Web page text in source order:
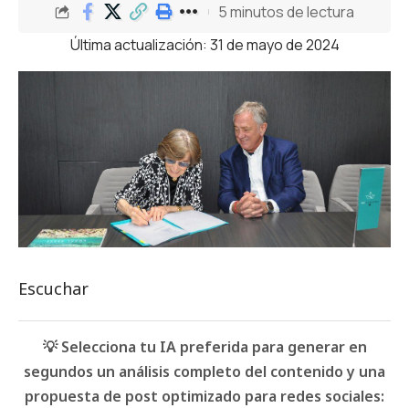
Última actualización: 31 de mayo de 2024
5 minutos de lectura
Escuchar
💡 Selecciona tu IA preferida para generar en
segundos un análisis completo del contenido y una
propuesta de post optimizado para redes sociales: